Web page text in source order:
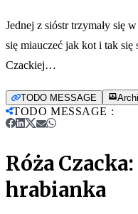
Jednej z sióstr trzymały się
się miauczeć jak kot i tak się
Czackiej…
TODO MESSAGE
TODO MESSAGE :
Róża
hrabianka